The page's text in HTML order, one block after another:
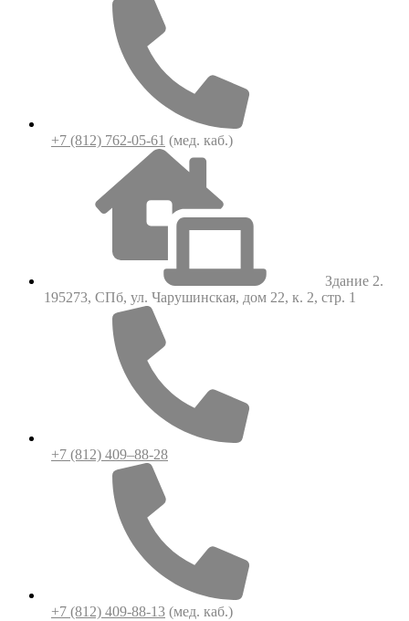
+7 (812) 762-05-61 (мед. каб.)
Здание 2.
195273, СПб, ул. Чарушинская, дом 22, к. 2, стр. 1
+7 (812) 409–88-28
+7 (812) 409-88-13 (мед. каб.)